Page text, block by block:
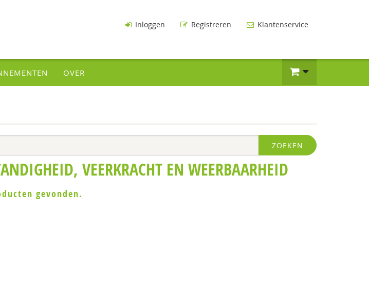
Inloggen Registreren Klantenservice
OVER
ZOEKEN
VEERKRACHT EN WEERBAARHEID
gevonden.